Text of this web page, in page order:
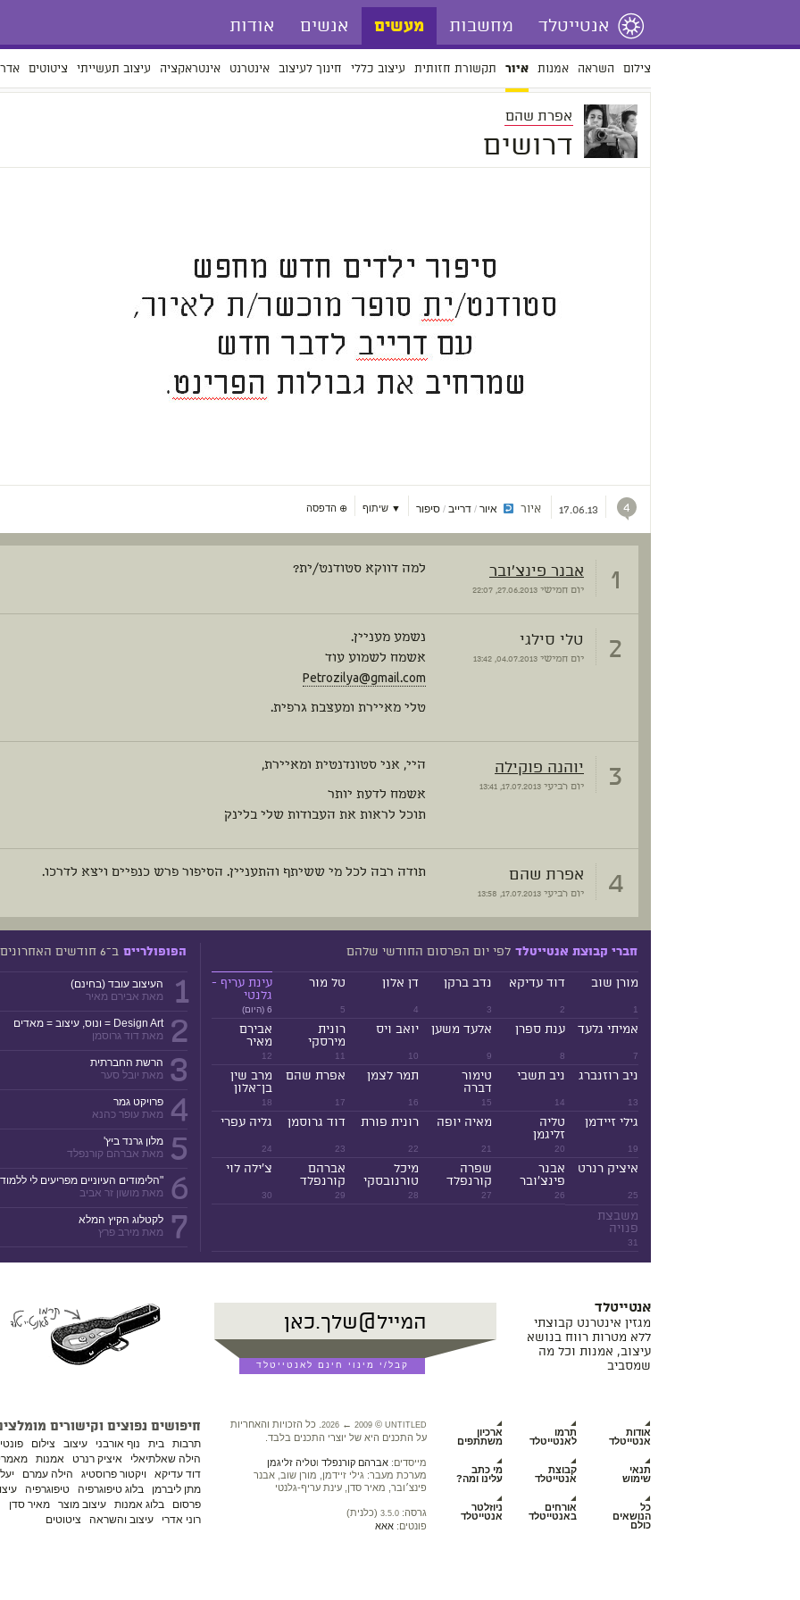
אנטייטלד מחשבות מעשים אנשים אודות
צילום השראה אמנות איור תקשורת חזותית עיצוב כללי חינוך לעיצוב אינטרנט אינטראקציה עיצוב תעשייתי ציטוטים
אפרת שהם
דרושים
4
17.06.13 איור איור/ דרייב/ סיפור ▼ שיתוף ⊕ הדפסה
1 אבנר פינצ'ובר
יום חמישי
למה דווקא סטודנט/ית?
2 טלי סילגי
יום חמישי
נשמע מעניין.
אשמח לשמוע עוד
Petrozilya@gmail.com
טלי מאיירת ומעצבת גרפית.
3 יוהנה פוקילה
יום רביעי
היי, אני סטונדנטית ומאיירת,
אשמח לדעת יותר
תוכל לראות את העבודות שלי בלינק
4 אפרת שהם
יום רביעי
תודה רבה לכל מי ששיתף והתעניין. הסיפור פרש כנפיים ויצא לדרכו.
חברי קבוצת אנטייטלד לפי יום הפרסום החודשי שלהם
1
מורן שוב
2
דוד עדיקא
3
נדב ברקן
4
דן אלון
5
טל מור
6 (היום)
עינת עריף -
גלנטי
7
אמיתי גלעד
8
ענת ספרן
9
אלעד משען
10
יואב ויס
11
רונית
מירסקי
12
אבירם
מאיר
13
ניב רוזנברג
14
ניב תשבי
15
טימור
דברה
16
תמר לצמן
17
אפרת שהם
18
מרב שין
בן־אלון
19
גילי זיידמן
20
טליה
זליגמן
21
מאיה יופה
22
רונית פורת
23
דוד גרוסמן
24
גליה עפרי
25
איציק רנרט
26
אבנר
פינצ'ובר
27
שפרה
קורנפלד
28
מיכל
טורנובסקי
29
אברהם
קורנפלד
30
צ'ילה לוי
31
משבצת
פנויה
הפופולריים ב־6 חודשים האחרונים
1
העיצוב עובד (בחינם)
מאת אבירם מאיר
2
Design Art = ונוס, עיצוב = מאדים
מאת דוד גרוסמן
3
הרשת החברתית
מאת יובל סער
4
פרויקט גמר
מאת עופר כהנא
5
מלון גרנד ביץ'
מאת אברהם קורנפלד
6
"הלימודים העיוניים מפריעים לי
מאת מושון זר אביב
7
לקטלוג הקיץ המלא
מאת מירב פרץ
אנטייטלד
מגזין אינטרנט קבוצתי
ללא מטרות רווח בנושא
עיצוב, אמנות וכל מה
שמסביב
חיפושים נפוצים וקישורים
תרבות בית נוף אורבני עיצוב צילום
הילה שאלתיאלי
איציק רנרט אמנות
דוד עדיקא
ויקטור פרוסטיג הילה עמרם
מתן ליברמן
בלוג טיפוגרפיה טיפוגרפיה
פרסום
בלוג אמנות עיצוב מוצר מאיר סדן
רוני אדרי
עיצוב והשראה ציטוטים
אודות
אנטייטלד
תרמו
לאנטייטלד
ארכיון
משתתפים
תנאי
שימוש
קבוצת
אנטייטלד
מי כתב
עלינו ומה?
כל
הנושאים
כולם
אורחים
באנטייטלד
ניוזלטר
אנטייטלד
2026 ← 2009 © UNTITLED
. כל הזכויות והאחריות
על התכנים היא של יוצרי התכנים בלבד.
מייסדים: אברהם קורנפלד וטליה זליגמן
מערכת מעבר: גילי זיידמן, מורן שוב, אבנר
פינצ׳ובר, מאיר סדן, עינת עריף-גלנטי
גרסה: 3.5.0 (כלנית)
פונטים: אאא